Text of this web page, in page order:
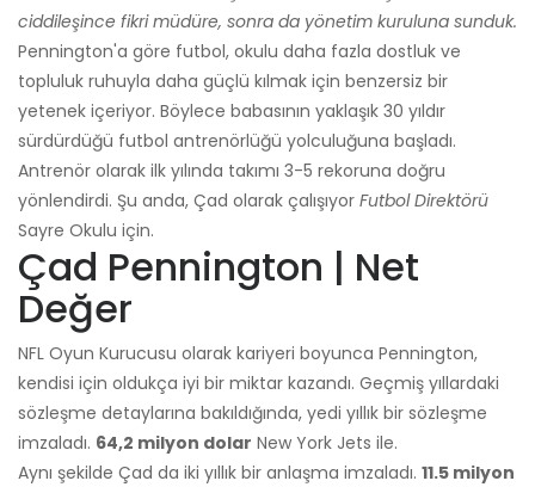
ciddileşince fikri müdüre, sonra da yönetim kuruluna sunduk.
Pennington'a göre futbol, ​​okulu daha fazla dostluk ve
topluluk ruhuyla daha güçlü kılmak için benzersiz bir
yetenek içeriyor. Böylece babasının yaklaşık 30 yıldır
sürdürdüğü futbol antrenörlüğü yolculuğuna başladı.
Antrenör olarak ilk yılında takımı 3-5 rekoruna doğru
yönlendirdi. Şu anda, Çad olarak çalışıyor Futbol Direktörü
Sayre Okulu için.
Çad Pennington | Net
Değer
NFL Oyun Kurucusu olarak kariyeri boyunca Pennington,
kendisi için oldukça iyi bir miktar kazandı. Geçmiş yıllardaki
sözleşme detaylarına bakıldığında, yedi yıllık bir sözleşme
imzaladı. 64,2 milyon dolar New York Jets ile.
Aynı şekilde Çad da iki yıllık bir anlaşma imzaladı. 11.5 milyon